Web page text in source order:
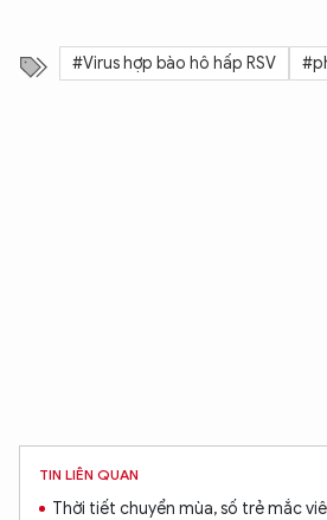
#Virus hợp bào hô hấp RSV
TIN LIÊN QUAN
Thời tiết chuyển mùa, số trẻ mắc